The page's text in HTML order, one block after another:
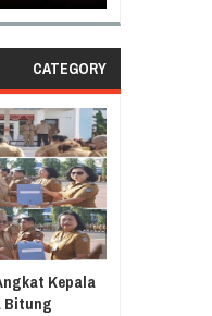
CATEGORY
Kepala
Bitung